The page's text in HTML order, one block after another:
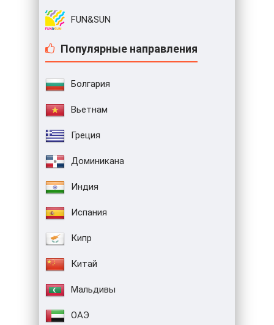
FUN&SUN
Популярные направления
Болгария
Вьетнам
Греция
Доминикана
Индия
Испания
Кипр
Китай
Мальдивы
ОАЭ